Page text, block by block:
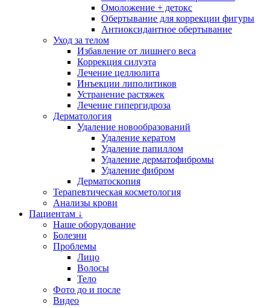
Омоложение + детокс
Обертывание для коррекции фигуры
Антиоксидантное обертывание
Уход за телом
Избавление от лишнего веса
Коррекция силуэта
Лечение целлюлита
Инъекции липолитиков
Устранение растяжек
Лечение гипергидроза
Дерматология
Удаление новообразований
Удаление кератом
Удаление папиллом
Удаление дерматофибромы
Удаление фибром
Дерматоскопия
Терапевтическая косметология
Анализы крови
Пациентам ↓
Наше оборудование
Болезни
Проблемы
Лицо
Волосы
Тело
Фото до и после
Видео